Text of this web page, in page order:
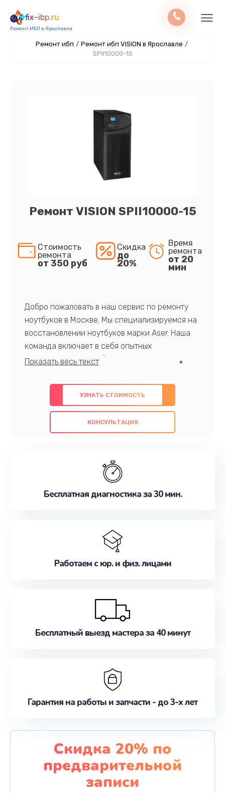
fix-ibp.ru
Ремонт ИБП в Ярославле
Ремонт ибп / Ремонт ибп VISION в Ярославле /
SPII10000-15
Ремонт VISION SPII10000-15
Стоимость
ремонта
от 350 руб
Скидка
до
20%
Время
ремонта
от 20
мин
Добро пожаловать в наш сервис по ремонту
ноутбуков в Москве. Мы специализируемся на
восстановлении ноутбуков марки Aser. Наша
команда включает в себя опытных
профессионалов с обширными знаниями и
предлагаем быстрый и качественный ремонт с
использованием оригинальных компонентов, а
также гарантируем качество всех
проведенных работ. Наша цель - предоставить
наилучшим образом. Не медлите записаться на
УЗНАТЬ СТОИМОСТЬ
КОНСУЛЬТАЦИЯ
Бесплатная диагностика за 30 мин.
Работаем с юр. и физ. лицами
Бесплатный выезд мастера за 40 минут
Гарантия на работы и запчасти - до 3-х лет
Скидка 20% по
предварительной
записи